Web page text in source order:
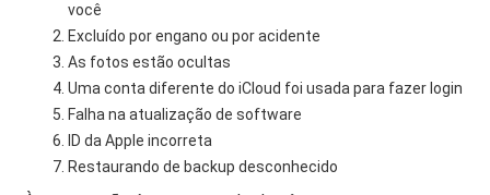
você
Excluído por engano ou por acidente
As fotos estão ocultas
Uma conta diferente do iCloud foi usada para fazer login
Falha na atualização de software
ID da Apple incorreta
Restaurando de backup desconhecido